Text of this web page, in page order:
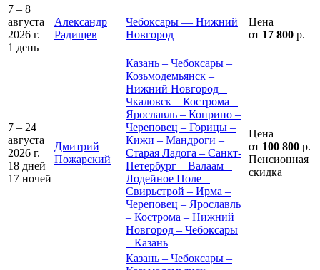
7 – 8
августа
2026 г.
1 день
Александр
Радищев
Чебоксары — Нижний
Новгород
Цена
от 17 800 р.
7 – 24
августа
2026 г.
18 дней
17 ночей
Дмитрий
Пожарский
Казань – Чебоксары –
Козьмодемьянск –
Нижний Новгород –
Чкаловск – Кострома –
Ярославль – Коприно –
Череповец – Горицы –
Кижи – Мандроги –
Старая Ладога – Санкт-
Петербург – Валаам –
Лодейное Поле –
Свирьстрой – Ирма –
Череповец – Ярославль
– Кострома – Нижний
Новгород – Чебоксары
– Казань
Цена
от 100 800 р.
Пенсионная
скидка
Казань – Чебоксары –